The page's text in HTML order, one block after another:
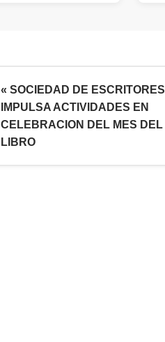
« SOCIEDAD DE ESCRITORES
IMPULSA ACTIVIDADES EN
CELEBRACION DEL MES DEL
LIBRO